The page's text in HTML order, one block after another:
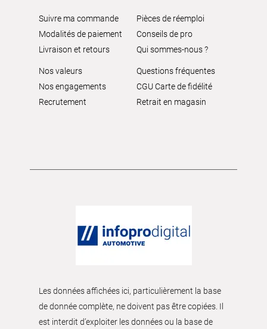
Suivre ma commande
Modalités de paiement
Livraison et retours
Pièces de réemploi
Conseils de pro
Qui sommes-nous ?
Nos valeurs
Nos engagements
Recrutement
Questions fréquentes
CGU Carte de fidélité
Retrait en magasin
Les données affichées ici, particulièrement la base
de donnée complète, ne doivent pas être copiées. Il
est interdit d’exploiter les données ou la base de